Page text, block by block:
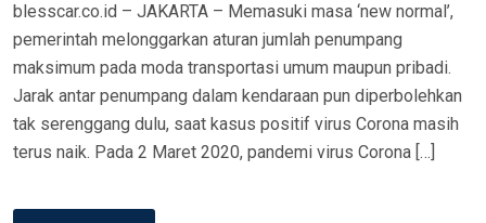
blesscar.co.id – JAKARTA – Memasuki masa ‘new normal’,
pemerintah melonggarkan aturan jumlah penumpang
maksimum pada moda transportasi umum maupun pribadi.
Jarak antar penumpang dalam kendaraan pun diperbolehkan
tak serenggang dulu, saat kasus positif virus Corona masih
terus naik. Pada 2 Maret 2020, pandemi virus Corona […]